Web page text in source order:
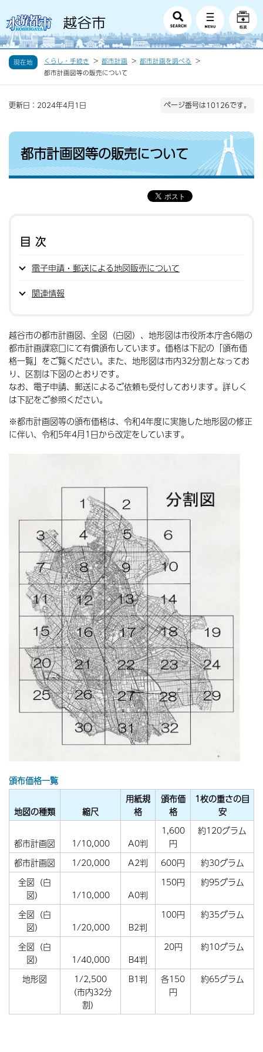
現在地 くらし・手続き 都市計画
都市計画を調べる
都市計画図等の販売について
更新日：2024年4月1日 ページ番号は10126です。
都市計画図等の販売について
目次
電子申請・郵送による地図販売について
関連情報
越谷市の都市計画図、全図（白図）、地形図は市役所本庁舎6階の
都市計画課窓口にて有償頒布しています。価格は下記の「頒布価
格一覧」をご覧ください。また、地形図は市内32分割となってお
り、区割は下図のとおりです。
なお、電子申請、郵送によるご依頼も受付しております。詳しく
は下記をご参照ください。
※都市計画図等の頒布価格は、令和4年度に実施した地形図の修正
に伴い、令和5年4月1日から改定をしています。
頒布価格一覧
地図の種類 縮尺
用紙規
格
頒布価
格
1枚の重さの目
安
都市計画図 1/10,000 A0判
1,600
円
約120グラム
都市計画図 1/20,000 A2判 600円
約30グラム
全図（白
図）
1/10,000 A0判
150円 約95グラム
全図（白
図）
1/20,000 B2判
100円 約35グラム
全図（白
図）
1/40,000 B4判
20円 約10グラム
地形図
1/2,500
（市内32分
割）
B1判
各150
円
約65グラム